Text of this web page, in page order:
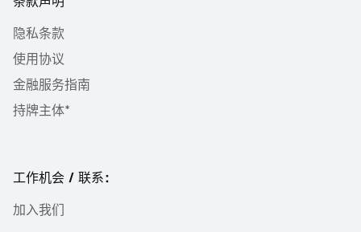
隐私条款
使用协议
金融服务指南
持牌主体*
工作机会 / 联系：
加入我们